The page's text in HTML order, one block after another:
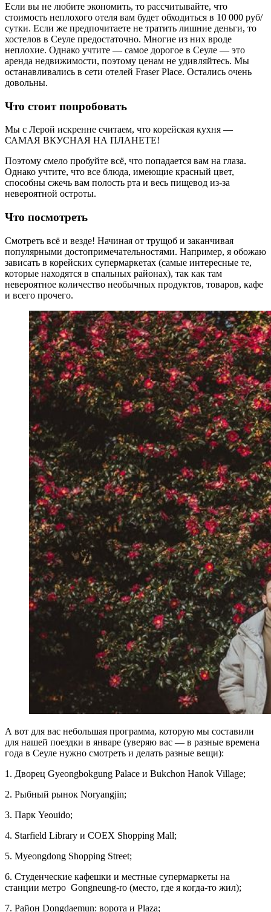
Если вы не любите экономить, то рассчитывайте, что
стоимость неплохого отеля вам будет обходиться в 10 000 руб/
сутки. Если же предпочитаете не тратить лишние деньги, то
хостелов в Сеуле предостаточно. Многие из них вроде
неплохие. Однако учтите — самое дорогое в Сеуле — это
аренда недвижимости, поэтому ценам не удивляйтесь. Мы
останавливались в сети отелей Fraser Place. Остались очень
довольны.
Что стоит попробовать
Мы с Лерой искренне считаем, что корейская кухня —
САМАЯ ВКУСНАЯ НА ПЛАНЕТЕ!
Поэтому смело пробуйте всё, что попадается вам на глаза.
Однако учтите, что все блюда, имеющие красный цвет,
способны сжечь вам полость рта и весь пищевод из-за
невероятной остроты.
Что посмотреть
Смотреть всё и везде! Начиная от трущоб и заканчивая
популярными достопримечательностями. Например, я обожаю
зависать в корейских супермаркетах (самые интересные те,
которые находятся в спальных районах), так как там
невероятное количество необычных продуктов, товаров, кафе
и всего прочего.
А вот для вас небольшая программа, которую мы составили
для нашей поездки в январе (уверяю вас — в разные времена
года в Сеуле нужно смотреть и делать разные вещи):
1. Дворец Gyeongbokgung Palace и Bukchon Hanok Village;
2. Рыбный рынок Noryangjin;
3. Парк Yeouido;
4. Starfield Library и COEX Shopping Mall;
5. Myeongdong Shopping Street;
6. Студенческие кафешки и местные супермаркеты на
станции метро Gongneung-ro (место, где я когда-то жил);
7. Район Dongdaemun: ворота и Plaza;